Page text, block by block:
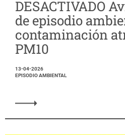
DESACTIVADO
de episodio
contaminación
PM10
13-04-2026
EPISODIO AMBIENTAL